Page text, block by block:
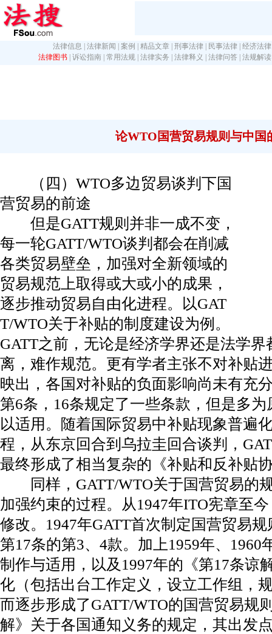
法律信息 法律新闻 案例 精品文章 刑事法律 民事法律 经济法律
法律图书 诉讼指南 常用法规 法律实务 法律释义 法律问答 法规解读
论WTO国营贸易规则与中国
（四）WTO多边贸易谈判下国
营贸易的前途
但是GATT规则并非一成不变，
每一轮GATT/WTO谈判都会在削减
各类贸易壁垒，加强对全新领域的
贸易规范上取得或大或小的成果，
逐步推动贸易自由化进程。以GAT
T/WTO关于补贴的制度建设为例。
GATT之前，无论是经济学界还是法学
离，难作规范。更有学者主张不对补贴
映出，各国对补贴的负面影响尚未有充
第6条，16条规定了一些条款，但是多
以适用。随着国际贸易中补贴现象普遍
程，从东京回合到乌拉圭回合谈判，
最终形成了相当复杂的《补贴和反补贴
同样，GATT/WTO关于国营贸易的
加强约束的过程。从1947年ITO宪章至
修改。1947年GATT首次制定国营贸易
第17条的第3、4款。加上1959年、1960
制作与适用，以及1997年的《第17条谅
化（包括出台工作定义，设立工作组，
而逐步形成了GATT/WTO的国营贸易规
解》关于各国通知义务的规定，其出发